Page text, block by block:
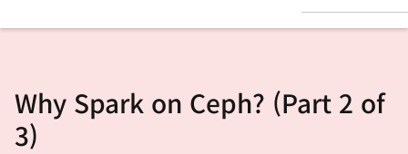
변
Why Spark on Ceph? (Part 2 of
3)